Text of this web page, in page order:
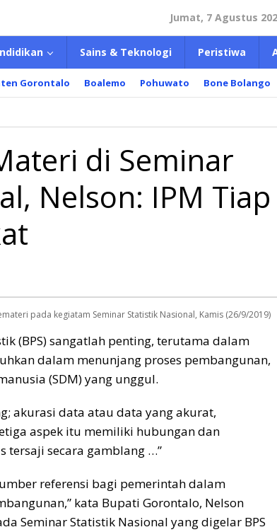
Jumat, 7 Agustus
Sains & Teknologi Peristiwa
Gorontalo Boalemo Pohuwato Bone Bolango
di Seminar
Nelson: IPM Tiap
pada kegiatam Seminar Statistik Nasional, Kamis (26/9/2019)
(BPS) sangatlah penting, terutama dalam
dalam menunjang proses pembangunan,
(SDM) yang unggul.
akurasi data atau data yang akurat,
aspek itu memiliki hubungan dan
tersaji secara gamblang …”
referensi bagi pemerintah dalam
kata Bupati Gorontalo, Nelson
Seminar Statistik Nasional yang digelar BPS